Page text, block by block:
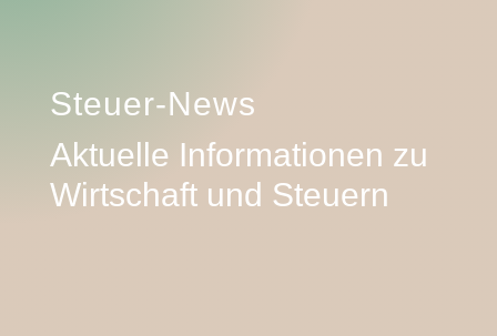
Steuer-News
Aktuelle Informationen zu
Wirtschaft und Steuern